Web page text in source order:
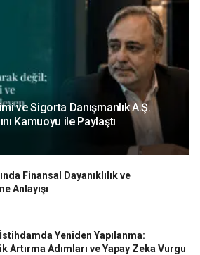
ve Sigorta Danışmanlık A.Ş.
Kamuoyu ile Paylaştı
Finansal Dayanıklılık ve
Anlayışı
Yeniden Yapılanma:
Artırma Adımları ve Yapay Zeka Vurgu